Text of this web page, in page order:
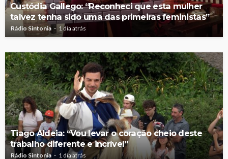
Custódia Gallego: “Reconheci que esta mulher
talvez tenha sido uma das primeiras feministas”
Rádio Sintonia 1 dia atrás
Tiago Aldeia: “Vou levar o coração cheio deste
trabalho diferente e incrível”
Rádio Sintonia 1 dia atrás